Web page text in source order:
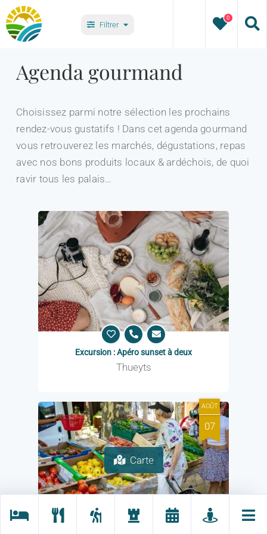
Passer
au
contenu
Filtrer
0
Agenda gourmand
Choisissez parmi notre sélection les prochains
rendez-vous gustatifs ! Dans cet agenda gourmand
vous retrouverez les marchés, dégustations, repas
avec nos bons produits locaux & ardéchois, de quoi
ravir tous les palais…
Excursion : Apéro sunset à deux
Thueyts
AOÛT
07
Carte